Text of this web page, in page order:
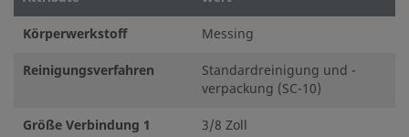
Körperwerkstoff
Messing
Reinigungsverfahren
Standardreinigung und -
verpackung (SC-10)
Größe Verbindung 1
3/8 Zoll